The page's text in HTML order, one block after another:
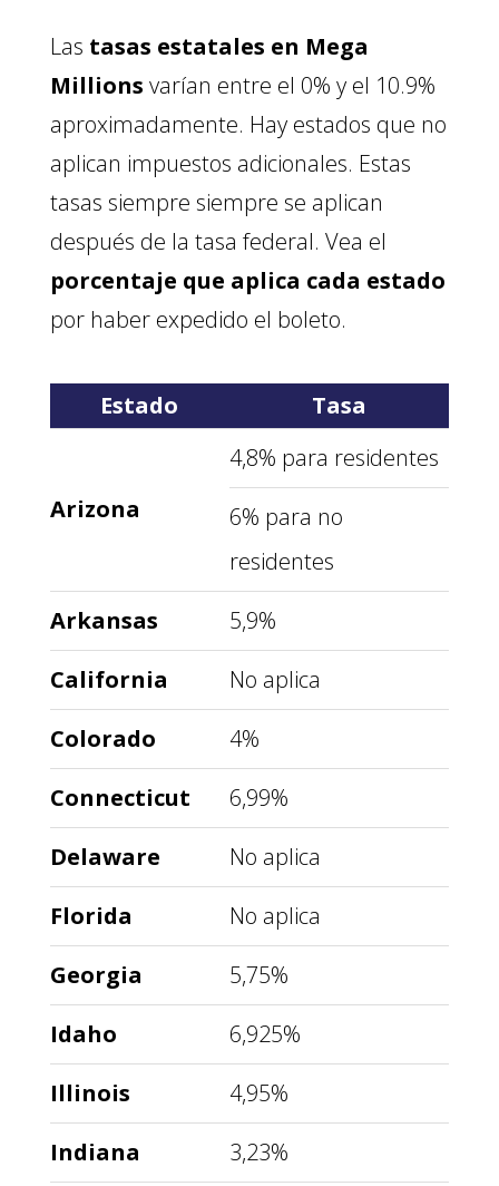
Las tasas estatales en Mega
Millions varían entre el 0% y el 10.9%
aproximadamente. Hay estados que no
aplican impuestos adicionales. Estas
tasas siempre siempre se aplican
después de la tasa federal. Vea el
porcentaje que aplica cada estado
por haber expedido el boleto.
Estado Tasa
Arizona
4,8% para residentes
6% para no
residentes
Arkansas
5,9%
California
No aplica
Colorado
4%
Connecticut
6,99%
Delaware
No aplica
Florida
No aplica
Georgia
5,75%
Idaho
6,925%
Illinois
4,95%
Indiana
3,23%